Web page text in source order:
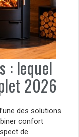
: lequel
2026
des solutions
confort
de